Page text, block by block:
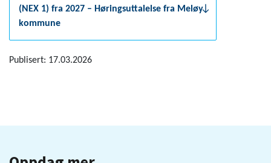
(NEX 1) fra 2027 – Høringsuttalelse fra Meløy
kommune
Publisert: 17.03.2026